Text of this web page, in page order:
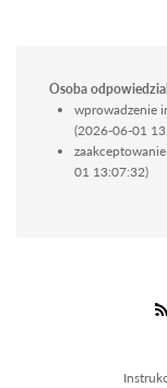
Osoba
wprowadzenie
(2026-06-01
01 13:07:32)